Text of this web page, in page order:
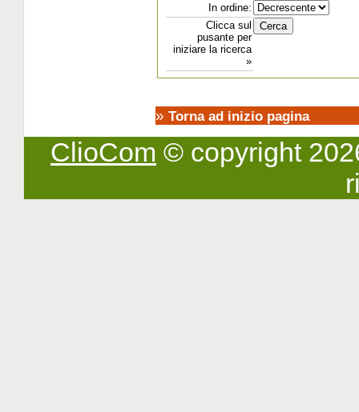
In ordine:
Clicca sul
pusante per
iniziare la ricerca
»
» Torna ad inizio pagina
ClioCom © copyright